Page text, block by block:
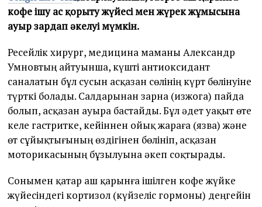
кофе ішу ас қорыту жүйесі мен жүрек жұмысына
ауыр зардап әкелуі мүмкін.
Ресейлік хирург, медицина маманы Александр
Умновтың айтуынша, күшті антиоксидант
саналатын бұл сусын асқазан сөлінің күрт бөлінуіне
түрткі болады. Салдарынан зарна (изжога) пайда
болып, асқазан ауыра бастайды. Бұл әдет уақыт өте
келе гастритке, кейіннен ойық жараға (язва) және
өт сұйықтығының өздігінен бөлініп, асқазан
моторикасының бұзылуына әкеп соқтырады.
Сонымен қатар аш қарынға ішілген кофе жүйке
жүйесіндегі кортизол (күйзеліс гормоны) деңгейін